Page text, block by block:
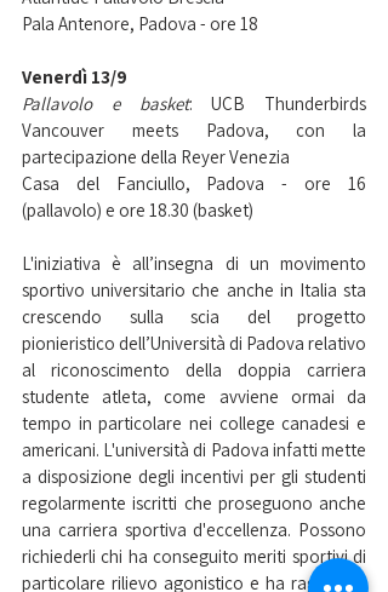
​​​​​​​Pala Antenore, Padova - ore 18
Venerdì 13/9
Pallavolo e basket: UCB Thunderbirds
Vancouver meets Padova, con la
partecipazione della Reyer Venezia
Casa del Fanciullo, Padova - ore 16
(pallavolo) e ore 18.30 (basket)
L'iniziativa è all’insegna di un movimento
sportivo universitario che anche in Italia sta
crescendo sulla scia del progetto
pionieristico dell’Università di Padova relativo
al riconoscimento della doppia carriera
studente atleta, come avviene ormai da
tempo in particolare nei college canadesi e
americani. L'università di Padova infatti mette
a disposizione degli incentivi per gli studenti
regolarmente iscritti che proseguono anche
una carriera sportiva d'eccellenza. Possono
richiederli chi ha conseguito meriti sportivi di
particolare rilievo agonistico e ha raggiunto